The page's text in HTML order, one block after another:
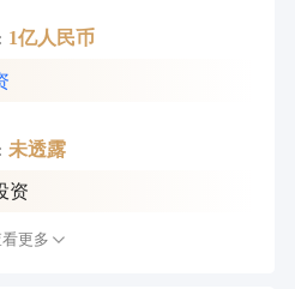
1亿人民币
未透露
资
更多